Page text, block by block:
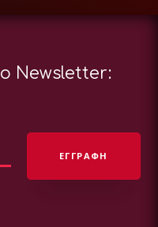
Newsletter: